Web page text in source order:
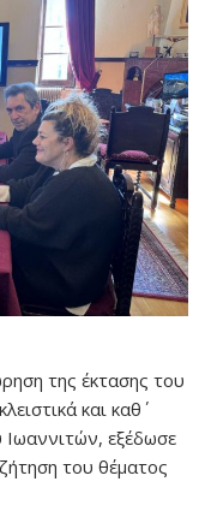
της έκτασης του
και καθ΄
Ιωαννιτών, εξέδωσε
του θέματος